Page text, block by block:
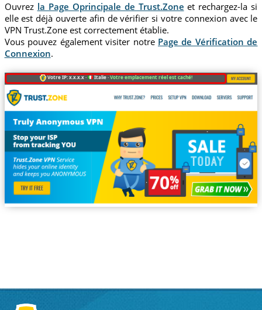
Ouvrez la Page Oprincipale de Trust.Zone et rechargez-la si
elle est déjà ouverte afin de vérifier si votre connexion avec le
VPN Trust.Zone est correctement établie.
Vous pouvez également visiter notre Page de Vérification de
Connexion.
Votre IP: x.x.x.x · Italie ·Votre emplacement réel est caché!